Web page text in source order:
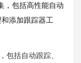
，包括高性能自动
添加跟踪器工
包括自动跟踪、